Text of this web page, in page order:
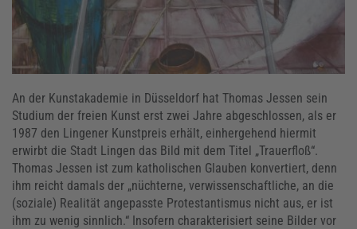
An der Kunstakademie in Düsseldorf hat Thomas Jessen sein
Studium der freien Kunst erst zwei Jahre abgeschlossen, als er
1987 den Lingener Kunstpreis erhält, einhergehend hiermit
erwirbt die Stadt Lingen das Bild mit dem Titel „Trauerfloß“.
Thomas Jessen ist zum katholischen Glauben konvertiert, denn
ihm reicht damals der „nüchterne, verwissenschaftliche, an die
(soziale) Realität angepasste Protestantismus nicht aus, er ist
ihm zu wenig sinnlich.“ Insofern charakterisiert seine Bilder vor